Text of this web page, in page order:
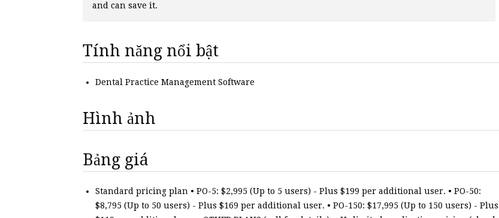
and can save it.
Tính năng nổi bật
Dental Practice Management Software
Hình ảnh
Bảng giá
Standard pricing plan • PO-5: $2,995 (Up to 5 users) - Plus $199 per additional user. • PO-50:
$8,795 (Up to 50 users) - Plus $169 per additional user. • PO-150: $17,995 (Up to 150 users) - Plus